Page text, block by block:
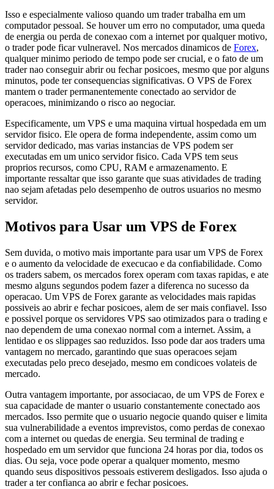
Isso e especialmente valioso quando um trader trabalha em um
computador pessoal. Se houver um erro no computador, uma queda
de energia ou perda de conexao com a internet por qualquer motivo,
o trader pode ficar vulneravel. Nos mercados dinamicos de Forex,
qualquer minimo periodo de tempo pode ser crucial, e o fato de um
trader nao conseguir abrir ou fechar posicoes, mesmo que por alguns
minutos, pode ter consequencias significativas. O VPS de Forex
mantem o trader permanentemente conectado ao servidor de
operacoes, minimizando o risco ao negociar.
Especificamente, um VPS e uma maquina virtual hospedada em um
servidor fisico. Ele opera de forma independente, assim como um
servidor dedicado, mas varias instancias de VPS podem ser
executadas em um unico servidor fisico. Cada VPS tem seus
proprios recursos, como CPU, RAM e armazenamento. E
importante ressaltar que isso garante que suas atividades de trading
nao sejam afetadas pelo desempenho de outros usuarios no mesmo
servidor.
Motivos para Usar um VPS de Forex
Sem duvida, o motivo mais importante para usar um VPS de Forex
e o aumento da velocidade de execucao e da confiabilidade. Como
os traders sabem, os mercados forex operam com taxas rapidas, e ate
mesmo alguns segundos podem fazer a diferenca no sucesso da
operacao. Um VPS de Forex garante as velocidades mais rapidas
possiveis ao abrir e fechar posicoes, alem de ser mais confiavel. Isso
e possivel porque os servidores VPS sao otimizados para o trading e
nao dependem de uma conexao normal com a internet. Assim, a
lentidao e os slippages sao reduzidos. Isso pode dar aos traders uma
vantagem no mercado, garantindo que suas operacoes sejam
executadas pelo preco desejado, mesmo em condicoes volateis de
mercado.
Outra vantagem importante, por associacao, de um VPS de Forex e
sua capacidade de manter o usuario constantemente conectado aos
mercados. Isso permite que o usuario negocie quando quiser e limita
sua vulnerabilidade a eventos imprevistos, como perdas de conexao
com a internet ou quedas de energia. Seu terminal de trading e
hospedado em um servidor que funciona 24 horas por dia, todos os
dias. Ou seja, voce pode operar a qualquer momento, mesmo
quando seus dispositivos pessoais estiverem desligados. Isso ajuda o
trader a ter confianca ao abrir e fechar posicoes.